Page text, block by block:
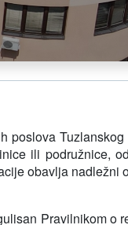
ili podružnice,
obavlja nadležni
Pravilnikom o